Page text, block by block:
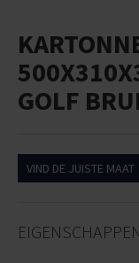
GOLF
VIND DE JUISTE MAAT